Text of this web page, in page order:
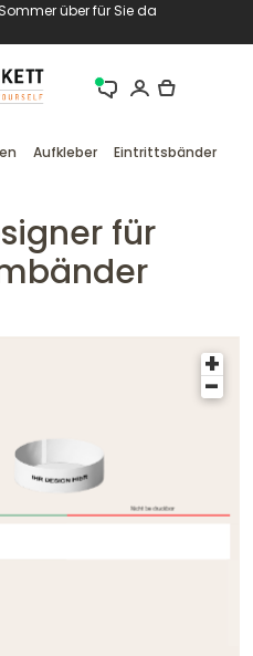
über für Sie da
Aufkleber Eintrittsbänder
für
+
-